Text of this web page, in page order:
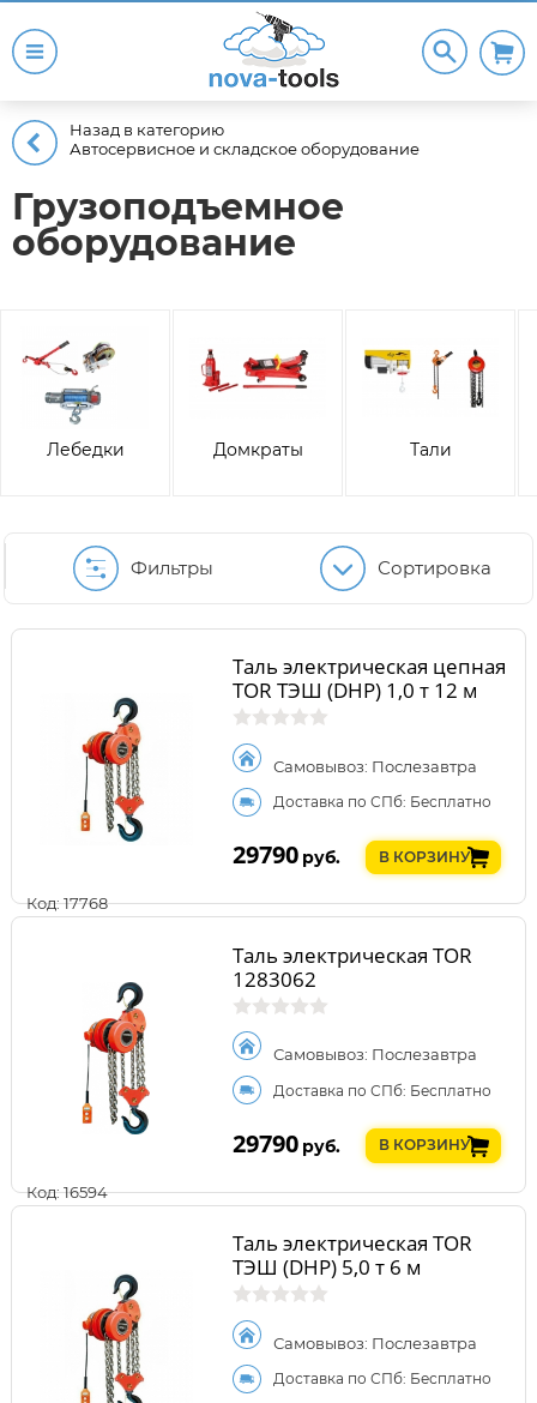
Назад в категорию
Автосервисное и складское оборудование
Грузоподъемное
оборудование
Лебедки Домкраты Тали
Фильтры Сортировка
Код: 17768
Таль электрическая цепная
TOR ТЭШ (DHP) 1,0 т 12 м
Самовывоз: Послезавтра
Доставка по СПб: Бесплатно
29790 руб. В КОРЗИНУ
Код: 16594
Таль электрическая TOR
1283062
Самовывоз: Послезавтра
Доставка по СПб: Бесплатно
29790 руб. В КОРЗИНУ
Таль электрическая TOR
ТЭШ (DHP) 5,0 т 6 м
Самовывоз: Послезавтра
Доставка по СПб: Бесплатно